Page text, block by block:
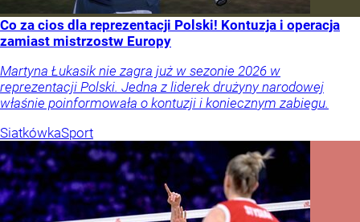
Co za cios dla reprezentacji Polski! Kontuzja i operacja
zamiast mistrzostw Europy
Martyna Łukasik nie zagra już w sezonie 2026 w
reprezentacji Polski. Jedna z liderek drużyny narodowej
właśnie poinformowała o kontuzji i koniecznym zabiegu.
SiatkówkaSport